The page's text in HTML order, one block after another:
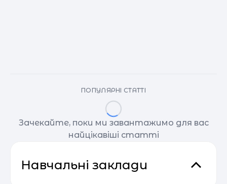
ПОПУЛЯРНІ СТАТТІ
Зачекайте, поки ми завантажимо для вас
найцікавіші статті
Навчальні заклади